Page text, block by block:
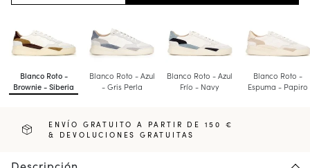
Blanco Roto -
Brownie - Siberia
Blanco Roto - Azul
- Gris Perla
Blanco Roto - Azul
Frío - Navy
Blanco Roto -
Espuma - Papiro
ENVÍO GRATUITO A PARTIR DE 150 €
& DEVOLUCIONES GRATUITAS
Descripción